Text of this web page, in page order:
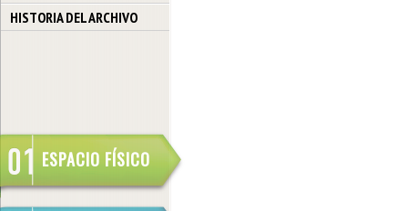
HISTORIA DEL ARCHIVO
ESPACIO FÍSICO